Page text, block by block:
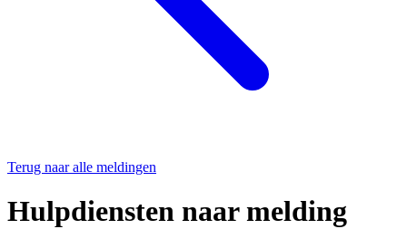
Terug naar alle meldingen
Hulpdiensten naar melding